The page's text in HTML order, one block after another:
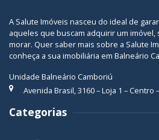
A Salute Imóveis nasceu do ideal de
aqueles que buscam adquirir um imóvel,
morar. Quer saber mais sobre a Salute
conheça a sua imobiliária em Balneário
Unidade Balneário Camboriú
Avenida Brasil, 3160 – Loja 1 –
Categorias